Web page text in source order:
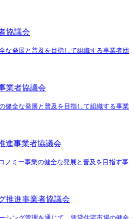
協議会
な発展と普及を目指して組織する事業者団
業者協議会
健全な発展と普及を目指して組織する事業
進事業者協議会
ノミー事業の健全な発展と普及を目指す事
推進事業者協議会